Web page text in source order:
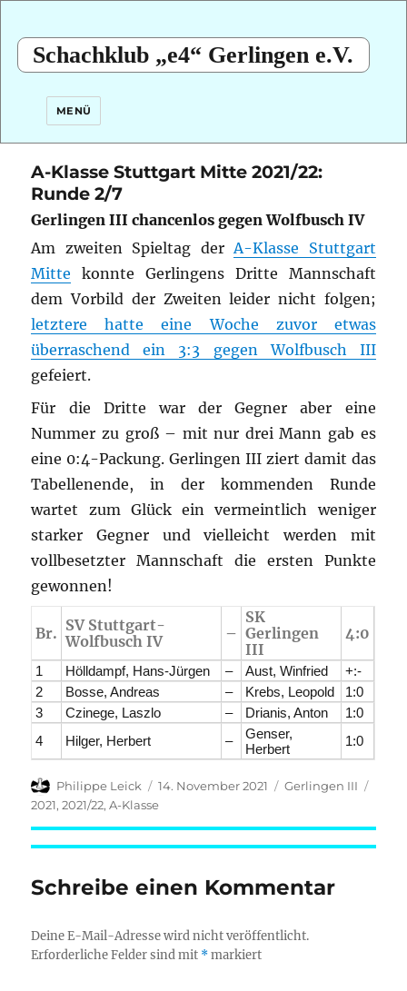
Schachklub „e4“ Gerlingen e.V.
MENÜ
A-Klasse Stuttgart Mitte 2021/22:
Runde 2/7
Gerlingen III chancenlos gegen Wolfbusch IV
Am zweiten Spieltag derA-Klasse Stuttgart
Mitte konnte Gerlingens Dritte Mannschaft
dem Vorbild der Zweiten leider nicht folgen;
letztere hatte eine Woche zuvor etwas
überraschend ein 3:3 gegen Wolfbusch III
gefeiert.
Für die Dritte war der Gegner aber eine
Nummer zu groß – mit nur drei Mann gab es
eine 0:4-Packung. Gerlingen III ziert damit das
Tabellenende, in der kommenden Runde
wartet zum Glück ein vermeintlich weniger
starker Gegner und vielleicht werden mit
vollbesetzter Mannschaft die ersten Punkte
gewonnen!
Br. SV Stuttgart-
Wolfbusch IV
–
SK
Gerlingen
III
4:0
1 Hölldampf, Hans-Jürgen – Aust, Winfried
+:-
2
Bosse, Andreas – Krebs, Leopold
1:0
3
Czinege, Laszlo – Drianis, Anton
1:0
4
Hilger, Herbert –
Genser,
Herbert
1:0
Autor
Philippe Leick
Veröffentlicht
am
14. November 2021 Kategorien
Gerlingen III
2021,2021/22,A-Klasse
Schreibe einen Kommentar
Deine E-Mail-Adresse wird nicht veröffentlicht.
Erforderliche Felder sind mit *markiert